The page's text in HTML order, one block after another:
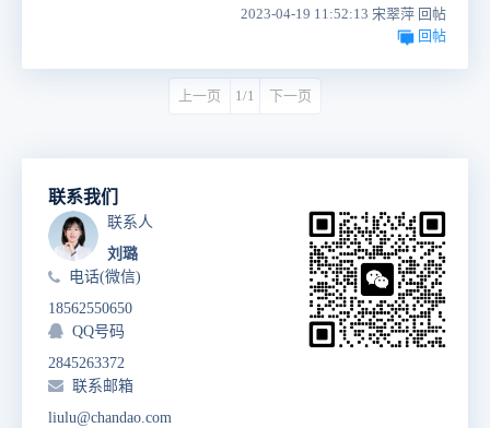
2023-04-19 11:52:13 宋翠萍 回帖
回帖
上一页 1/1 下一页
联系我们
联系人
刘璐
电话(微信)
18562550650
QQ号码
2845263372
联系邮箱
liulu@chandao.com